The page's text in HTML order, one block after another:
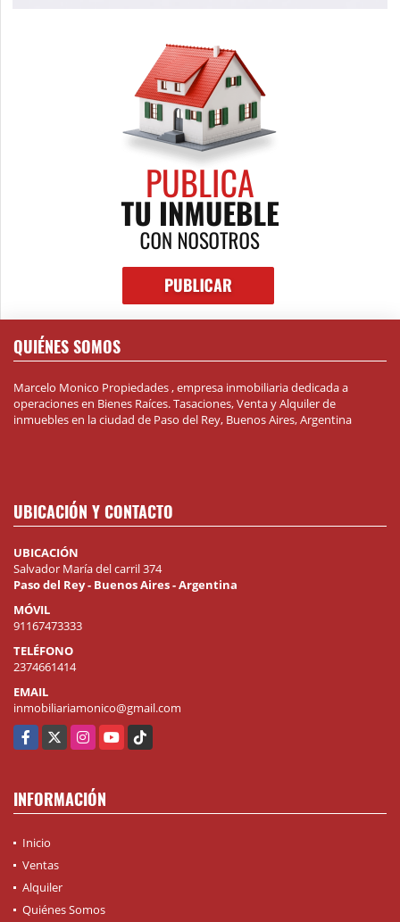
QUIÉNES SOMOS
Marcelo Monico Propiedades , empresa inmobiliaria dedicada a
operaciones en Bienes Raíces. Tasaciones, Venta y Alquiler de
inmuebles en la ciudad de Paso del Rey, Buenos Aires, Argentina
UBICACIÓN Y CONTACTO
UBICACIÓN
Salvador María del carril 374
Paso del Rey - Buenos Aires - Argentina
MÓVIL
91167473333
TELÉFONO
2374661414
EMAIL
inmobiliariamonico@gmail.com
Facebook
X InstagramYouTube
TikTok
INFORMACIÓN
Inicio
Ventas
Alquiler
Quiénes Somos